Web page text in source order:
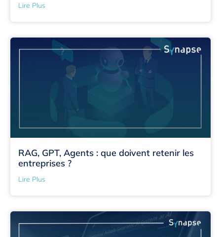
Lire Plus
RAG, GPT, Agents : que doivent retenir les
entreprises ?
Lire Plus